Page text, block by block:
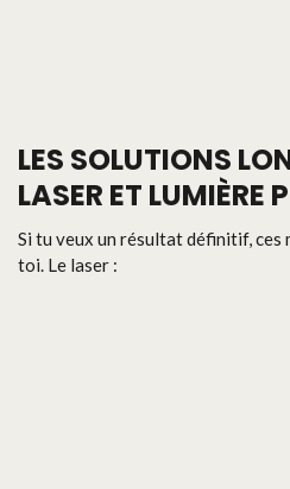
LES SOLUTIONS
LASER ET LUMIÈRE
Si tu veux un résultat définitif,
toi. Le laser :